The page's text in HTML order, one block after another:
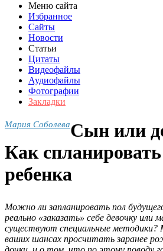
Меню сайта
Избранное
Сайты
Новости
Статьи
Цитаты
Видеофайлы
Аудиофайлы
Фотографии
Закладки
Мария СоболеваСын или
Как
ребенка
Можно ли запланировать пол
реально «заказать» себе девочку или
существуют специальные
ваших шансах просчитать заранее